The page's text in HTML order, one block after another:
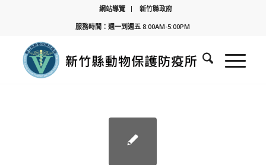
網站導覽
新竹縣政府
服務時間：週一到週五 8:00AM-5:00PM